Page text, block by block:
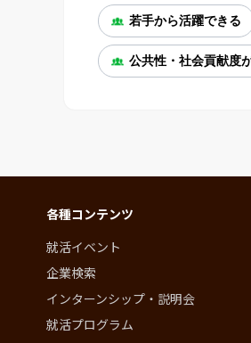
若手から活躍できる
公共性・社会貢献度
各種コンテンツ
就活イベント
企業検索
インターンシップ・説明会
就活プログラム